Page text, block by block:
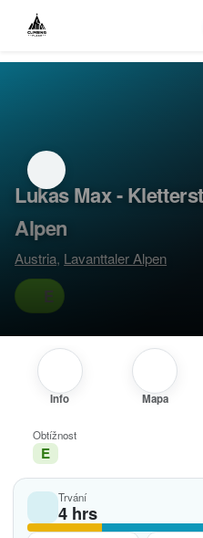
Lukas Max -
Alpen
Austria, Lavanttaler Alpen
E
Info Mapa
Obtížnost
E
Trvání
4 hrs